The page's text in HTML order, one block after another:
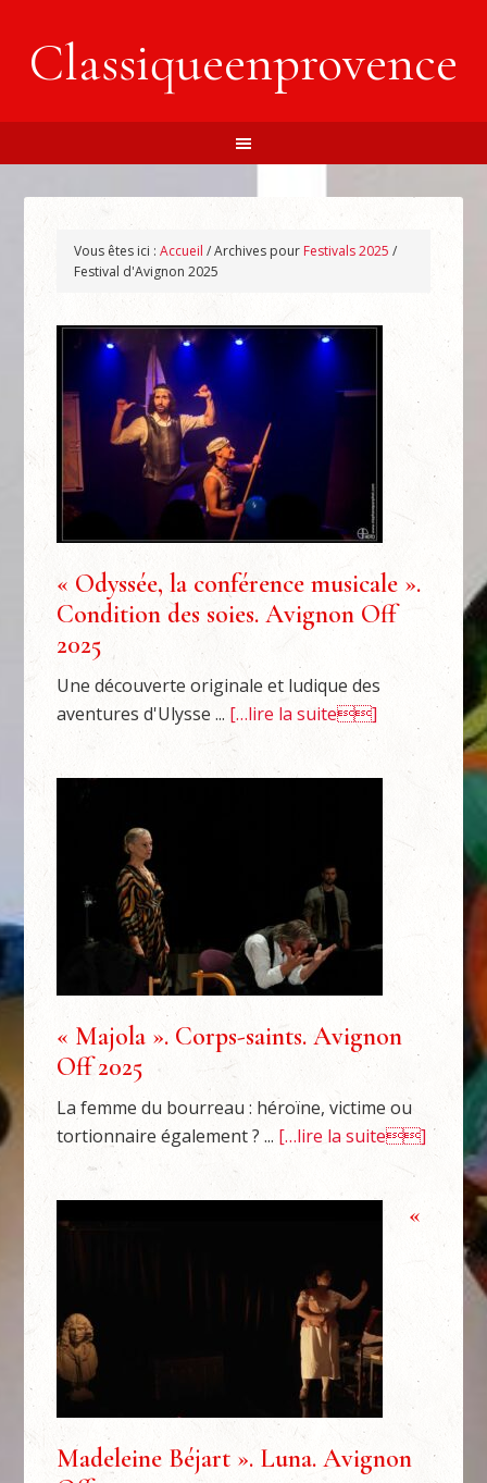
Classiqueenprovence
Vous êtes ici :Accueil /Archives pour Festivals 2025 /
Festival d'Avignon 2025
« Odyssée, la conférence musicale ».
Condition des soies. Avignon Off
2025
Une découverte originale et ludique des
aventures d'Ulysse ... […lire la suite]
« Majola ». Corps-saints. Avignon
Off 2025
La femme du bourreau : héroïne, victime ou
tortionnaire également ? ... […lire la suite]
«
Madeleine Béjart ». Luna. Avignon